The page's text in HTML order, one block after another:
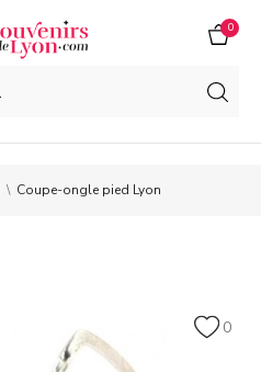
0
Coupe-ongle pied Lyon
0